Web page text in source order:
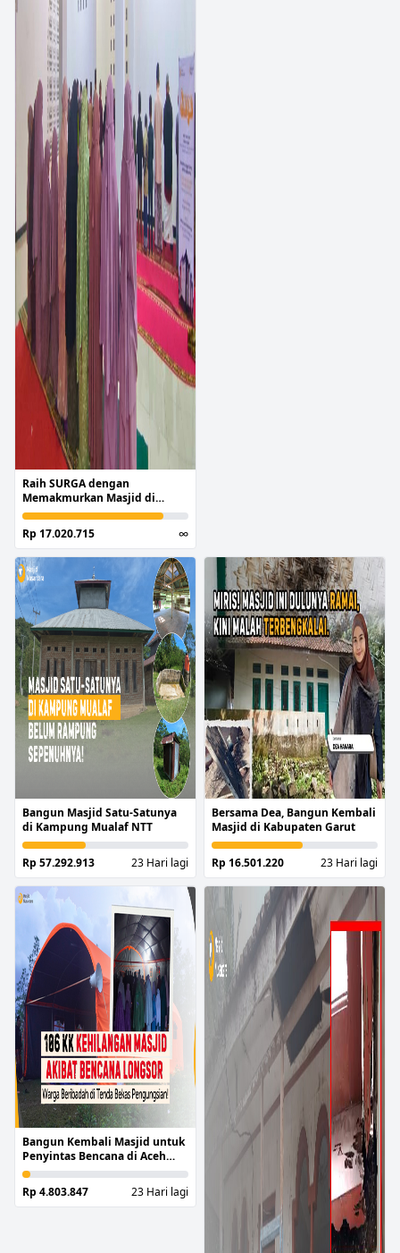
Raih SURGA dengan
Memakmurkan Masjid di
Pelosok Nusantara
Rp 17.020.715
∞
Bangun Masjid Satu-Satunya
di Kampung Mualaf NTT
Rp 57.292.913 23 Hari lagi
Bersama Dea, Bangun Kembali
Masjid di Kabupaten Garut
Rp 16.501.220 23 Hari lagi
Bangun Kembali Masjid untuk
Penyintas Bencana di Aceh
Tengah
Rp 4.803.847
23 Hari lagi